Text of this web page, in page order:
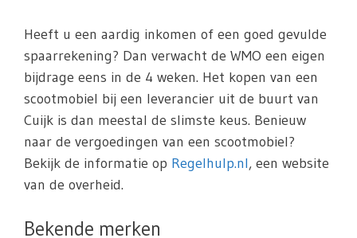
Heeft u een aardig inkomen of een goed gevulde
spaarrekening? Dan verwacht de WMO een eigen
bijdrage eens in de 4 weken. Het kopen van een
scootmobiel bij een leverancier uit de buurt van
Cuijk is dan meestal de slimste keus. Benieuw
naar de vergoedingen van een scootmobiel?
Bekijk de informatie op Regelhulp.nl, een website
van de overheid.
Bekende merken